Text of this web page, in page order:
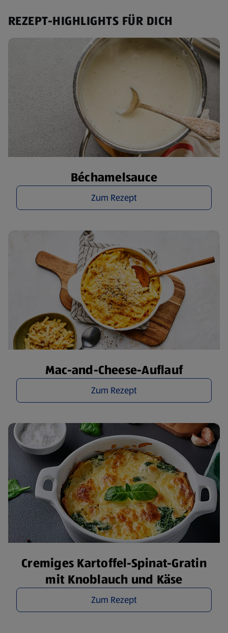
REZEPT-HIGHLIGHTS FÜR DICH
Béchamelsauce
Zum Rezept
Mac-and-Cheese-Auflauf
Zum Rezept
Cremiges Kartoffel-Spinat-Gratin
mit Knoblauch und Käse
Zum Rezept